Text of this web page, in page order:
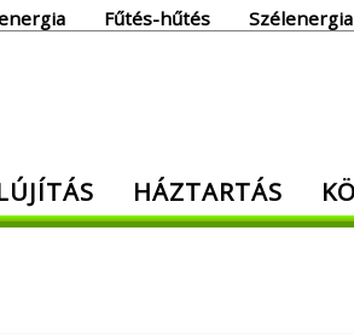
Fűtés-hűtés Szélenergia
ami energia!HÁZTARTÁS